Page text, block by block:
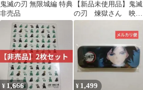
鬼滅の刃 無限城編 特典
非売品
【新品未使用品】鬼滅
の刃 煉獄さん 映画
入場者特典 非売品
¥ 1,666 ¥ 1,499